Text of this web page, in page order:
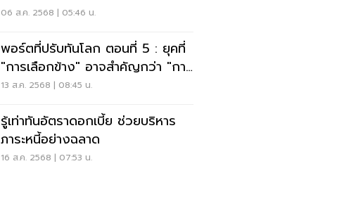
06 ส.ค. 2568 | 05:46 น.
พอร์ตที่ปรับทันโลก ตอนที่ 5 : ยุคที่
"การเลือกข้าง" อาจสำคัญกว่า "การ
เลือกหุ้น"
13 ส.ค. 2568 | 08:45 น.
รู้เท่าทันอัตราดอกเบี้ย ช่วยบริหาร
ภาระหนี้อย่างฉลาด
16 ส.ค. 2568 | 07:53 น.